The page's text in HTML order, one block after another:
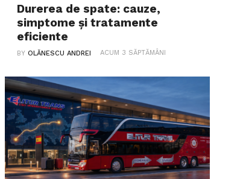
Durerea de spate: cauze,
simptome și tratamente
eficiente
BYOLĂNESCU ANDREI ACUM 3 SĂPTĂMÂNI